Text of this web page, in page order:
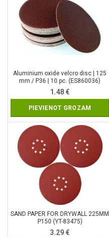
Aluminium oxide velcro disc | 125
mm / P36 | 10 pc. (ES860036)
1.48€
PIEVIENOT GROZAM
SAND PAPER FOR DRYWALL 225MM
P150 (YT-83475)
3.29€